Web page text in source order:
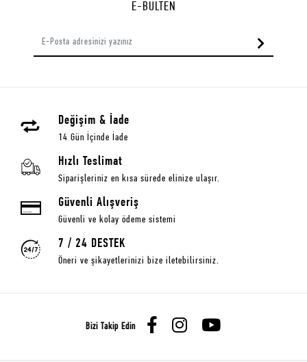
E-BÜLTEN
Değişim & İade
14 Gün İçinde İade
Hızlı Teslimat
Siparişleriniz en kısa sürede elinize ulaşır.
Güvenli Alışveriş
Güvenli ve kolay ödeme sistemi
7 / 24 DESTEK
Öneri ve şikayetlerinizi bize iletebilirsiniz.
Bizi Takip Edin